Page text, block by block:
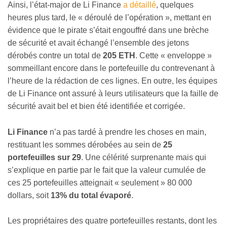
Ainsi, l’état-major de Li Finance a détaillé, quelques
heures plus tard, le « déroulé de l’opération », mettant en
évidence que le pirate s’était engouffré dans une brèche
de sécurité et avait échangé l’ensemble des jetons
dérobés contre un total de 205 ETH . Cette « enveloppe »
sommeillant encore dans le portefeuille du contrevenant à
l’heure de la rédaction de ces lignes. En outre, les équipes
de Li Finance ont assuré à leurs utilisateurs que la faille de
sécurité avait bel et bien été identifiée et corrigée.
Li Finance n’a pas tardé à prendre les choses en main,
restituant les sommes dérobées au sein de 25
portefeuilles sur 29. Une célérité surprenante mais qui
s’explique en partie par le fait que la valeur cumulée de
ces 25 portefeuilles atteignait « seulement » 80 000
dollars, soit 13% du total évaporé.
Les propriétaires des quatre portefeuilles restants, dont les